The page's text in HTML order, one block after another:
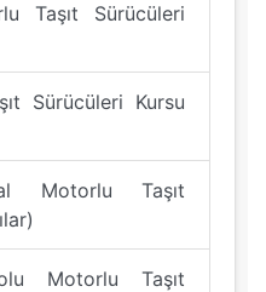
Taşıt Sürücüleri
Sürücüleri Kursu
Motorlu Taşıt
Motorlu Taşıt